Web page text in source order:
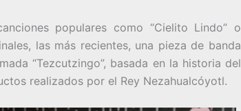
populares como “Cielito Lindo” o
las más recientes, una pieza de banda
“Tezcutzingo”, basada en la historia del
realizados por el Rey Nezahualcóyotl.